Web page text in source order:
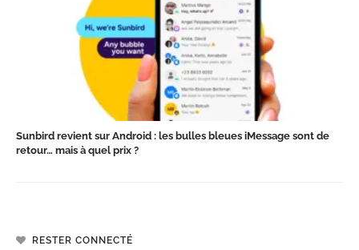
Sunbird revient sur Android : les bulles bleues iMessage sont de
retour… mais à quel prix ?
RESTER CONNECTÉ